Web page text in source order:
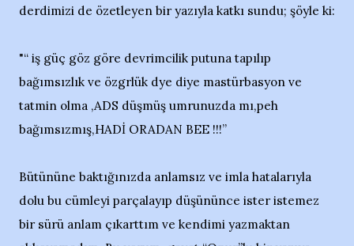
derdimizi de özetleyen bir yazıyla katkı sundu; şöyle ki:
"“ iş güç göz göre devrimcilik putuna tapılıp
bağımsızlık ve özgrlük dye diye mastürbasyon ve
tatmin olma ,ADS düşmüş umrunuzda mı,peh
bağımsızmış,HADİ ORADAN BEE !!!”
Bütününe baktığınızda anlamsız ve imla hatalarıyla
dolu bu cümleyi parçalayıp düşününce ister istemez
bir sürü anlam çıkarttım ve kendimi yazmaktan